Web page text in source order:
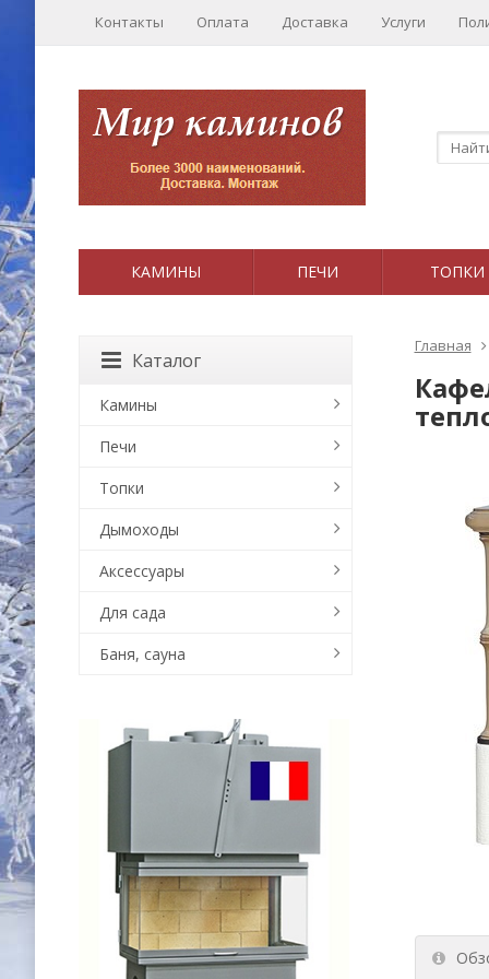
Контакты Оплата Доставка Услуги
КАМИНЫ ПЕЧИ ТОПКИ
Главная
Каталог
Камины
Печи
Топки
Дымоходы
Аксессуары
Для сада
Баня, сауна